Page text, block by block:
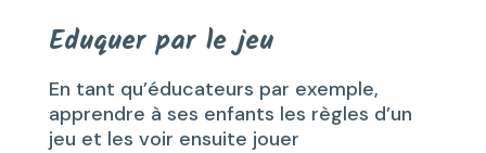
Eduquer par le jeu
En tant qu’éducateurs par exemple,
apprendre à ses enfants les règles d’un
jeu et les voir ensuite jouer